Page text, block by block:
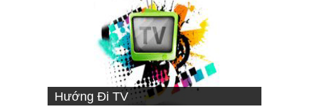
Hướng Đi TV
Sống Đạo
VIETNAMESE MISSIONARY
INSTITUTE
Người Chăn Bầy